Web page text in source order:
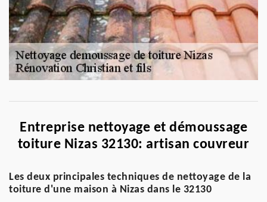
Entreprise nettoyage et démoussage
toiture Nizas 32130: artisan couvreur
Les deux principales techniques de nettoyage de la
toiture d'une maison à Nizas dans le 32130